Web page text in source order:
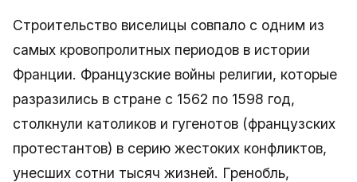
Строительство виселицы совпало с одним из
самых кровопролитных периодов в истории
Франции. Французские войны религии, которые
разразились в стране с 1562 по 1598 год,
столкнули католиков и гугенотов (французских
протестантов) в серию жестоких конфликтов,
унесших сотни тысяч жизней. Гренобль,